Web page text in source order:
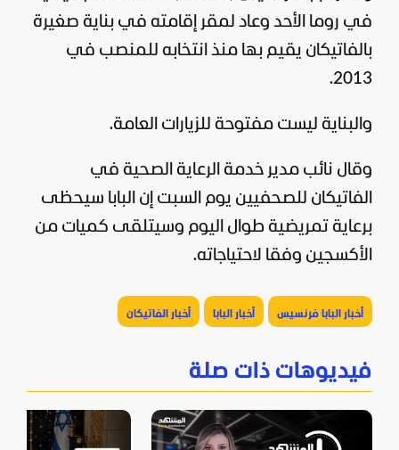
في روما الأحد وعاد لمقر إقامته في بناية صغيرة
بالفاتيكان يقيم بها منذ انتخابه للمنصب في
2013.
والبناية ليست مفتوحة للزيارات العامة.
وقال نائب مدير خدمة الرعاية الصحية في
الفاتيكان للصحفيين يوم السبت إن البابا سيحظى
برعاية تمريضية طوال اليوم وسيتلقى كميات من
الأكسجين وفقا لاحتياجاته.
أخبار البابا فرنسيس أخبار البابا أخبار الفاتيكان
فيديوهات ذات صلة